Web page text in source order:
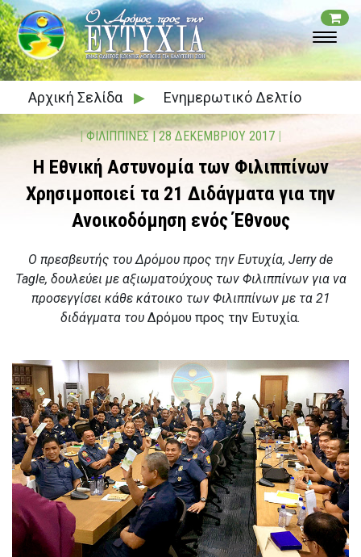
Αρχική Σελίδα ▶ Ενημερωτικό Δελτίο
|ΦΙΛΙΠΠΙΝΕΣ| 28 ΔΕΚΕΜΒΡΙΟΥ 2017 |
Η Εθνική Αστυνομία των Φιλιππίνων
Χρησιμοποιεί τα 21 Διδάγματα για την
Ανοικοδόμηση ενός Έθνους
Ο πρεσβευτής του Δρόμου προς την Ευτυχία, Jerry de
Tagle, δουλεύει με αξιωματούχους των Φιλιππίνων για να
προσεγγίσει κάθε κάτοικο των Φιλιππίνων με τα 21
διδάγματα του Δρόμου προς την Ευτυχία.